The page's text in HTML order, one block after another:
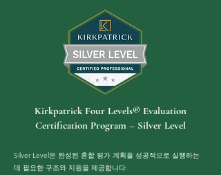
Kirkpatrick Four Levels® Evaluation
Certification Program – Silver Level
Silver Level은 완성된 혼합 평가 계획을 성공적으로 실행하는
데 필요한 구조와 지원을 제공합니다.